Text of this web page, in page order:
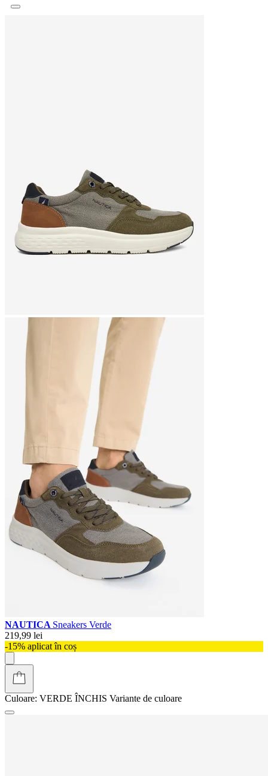
NAUTICA Sneakers Verde
219,99 lei
-15% aplicat în coș
Culoare: VERDE ÎNCHIS Variante de culoare